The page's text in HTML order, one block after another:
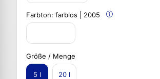
Farbton: farblos | 2005
Größe / Menge
5 l 20 l